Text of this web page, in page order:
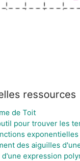
ressources
de Toit
pour trouver les
exponentielles
des aiguilles
d'une expression